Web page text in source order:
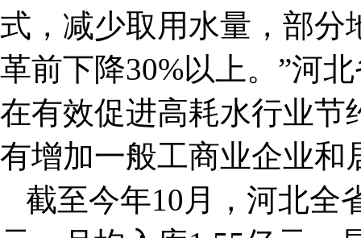
式，减少取用水量，部分
革前下降30%以上。”河
在有效促进高耗水行业节
有增加一般工商业企业和
截至今年10月，河北全